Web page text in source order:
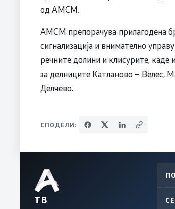
од АМСМ.
АМСМ препорачува прилагодена
сигнализација и внимателно
речните долини и клисурите,
за делниците Катланово – Велес,
Делчево.
СПОДЕЛИ:
ТВ